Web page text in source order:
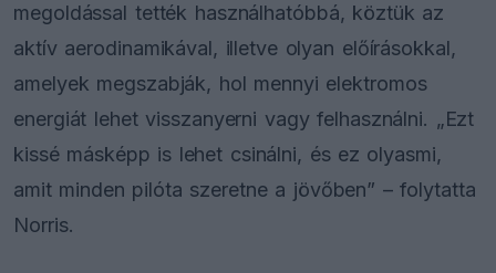
megoldással tették használhatóbbá, köztük az
aktív aerodinamikával, illetve olyan előírásokkal,
amelyek megszabják, hol mennyi elektromos
energiát lehet visszanyerni vagy felhasználni. „Ezt
kissé másképp is lehet csinálni, és ez olyasmi,
amit minden pilóta szeretne a jövőben” – folytatta
Norris.